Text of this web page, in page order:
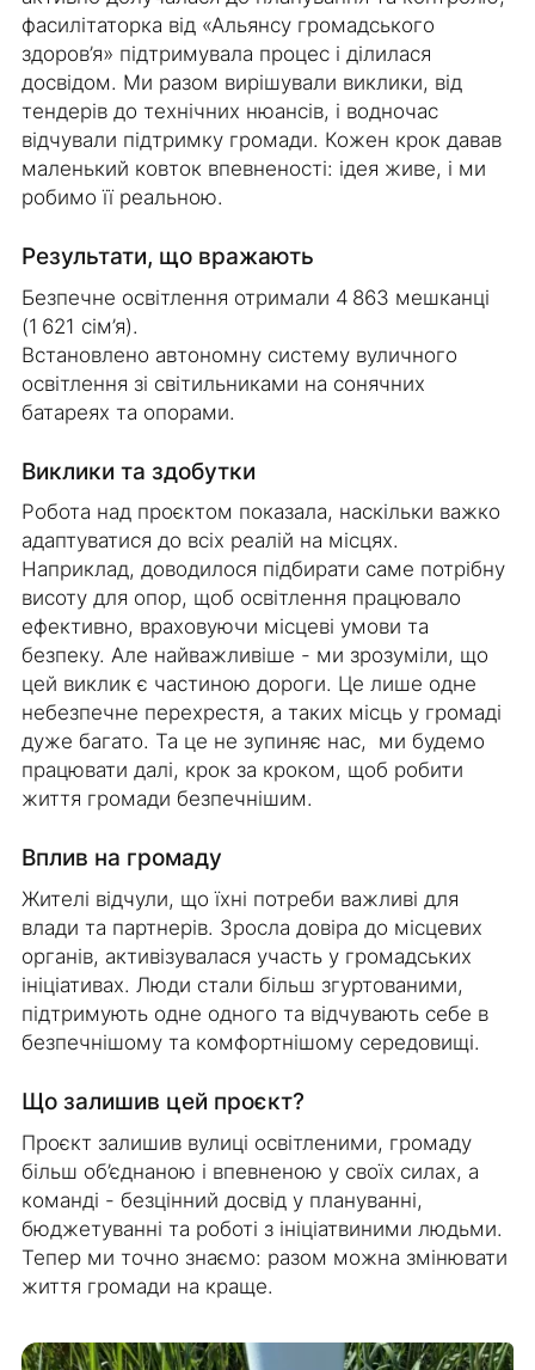
фасилітаторка від «Альянсу громадського
здоров’я» підтримувала процес і ділилася
досвідом. Ми разом вирішували виклики, від
тендерів до технічних нюансів, і водночас
відчували підтримку громади. Кожен крок давав
маленький ковток впевненості: ідея живе, і ми
робимо її реальною.
Результати, що вражають
Безпечне освітлення отримали 4 863 мешканці
(1 621 сім’я).
Встановлено автономну систему вуличного
освітлення зі світильниками на сонячних
батареях та опорами.
Виклики та здобутки
Робота над проєктом показала, наскільки важко
адаптуватися до всіх реалій на місцях.
Наприклад, доводилося підбирати саме потрібну
висоту для опор, щоб освітлення працювало
ефективно, враховуючи місцеві умови та
безпеку. Але найважливіше - ми зрозуміли, що
цей виклик є частиною дороги. Це лише одне
небезпечне перехрестя, а таких місць у громаді
дуже багато. Та це не зупиняє нас, ми будемо
працювати далі, крок за кроком, щоб робити
життя громади безпечнішим.
Вплив на громаду
Жителі відчули, що їхні потреби важливі для
влади та партнерів. Зросла довіра до місцевих
органів, активізувалася участь у громадських
ініціативах. Люди стали більш згуртованими,
підтримують одне одного та відчувають себе в
безпечнішому та комфортнішому середовищі.
Що залишив цей проєкт?
Проєкт залишив вулиці освітленими, громаду
більш об’єднаною і впевненою у своїх силах, а
команді - безцінний досвід у плануванні,
бюджетуванні та роботі з ініціатвиними людьми.
Тепер ми точно знаємо: разом можна змінювати
життя громади на краще.